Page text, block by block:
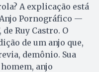
A explicação está
Pornográfico —
Ruy Castro. O
de um anjo que,
demônio. Sua
anjo